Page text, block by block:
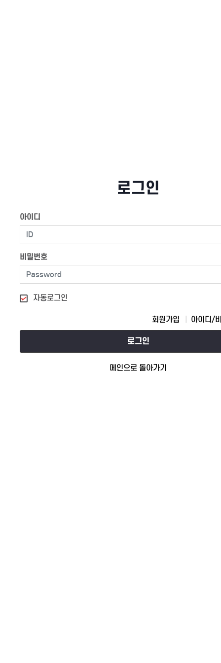
로그인
아이디
비밀번호
자동로그인
회원가입 아이디/
로그인
메인으로 돌아가기